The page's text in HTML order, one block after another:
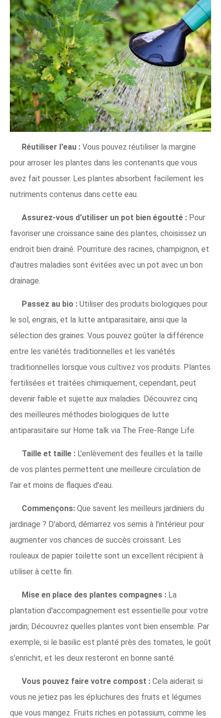
Réutiliser l'eau : Vous pouvez réutiliser la margine
pour arroser les plantes dans les contenants que vous
avez fait pousser. Les plantes absorbent facilement les
nutriments contenus dans cette eau.
Assurez-vous d'utiliser un pot bien égoutté : Pour
favoriser une croissance saine des plantes, choisissez un
endroit bien drainé. Pourriture des racines, champignon, et
d'autres maladies sont évitées avec un pot avec un bon
drainage.
Passez au bio : Utiliser des produits biologiques pour
le sol, engrais, et la lutte antiparasitaire, ainsi que la
sélection des graines. Vous pouvez goûter la différence
entre les variétés traditionnelles et les variétés
traditionnelles lorsque vous cultivez vos produits. Plantes
fertilisées et traitées chimiquement, cependant, peut
devenir faible et sujette aux maladies. Découvrez cinq
des meilleures méthodes biologiques de lutte
antiparasitaire sur Home talk via The Free-Range Life.
Taille et taille : L'enlèvement des feuilles et la taille
de vos plantes permettent une meilleure circulation de
l'air et moins de flaques d'eau.
Commençons: Que savent les meilleurs jardiniers du
jardinage ? D'abord, démarrez vos semis à l'intérieur pour
augmenter vos chances de succès croissant. Les
rouleaux de papier toilette sont un excellent récipient à
utiliser à cette fin.
Mise en place des plantes compagnes : La
plantation d'accompagnement est essentielle pour votre
jardin; Découvrez quelles plantes vont bien ensemble. Par
exemple, si le basilic est planté près des tomates, le goût
s'enrichit, et les deux resteront en bonne santé.
Vous pouvez faire votre compost : Cela aiderait si
vous ne jetiez pas les épluchures des fruits et légumes
que vous mangez. Fruits riches en potassium, comme les